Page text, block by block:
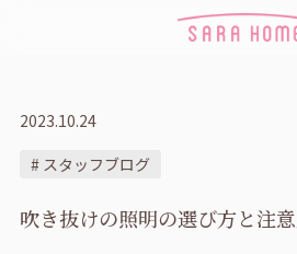
2023.10.24
# スタッフブログ
吹き抜けの照明の選び方と注